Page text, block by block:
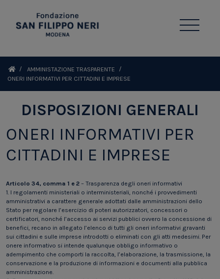
AMMINISTAZIONE TRASPARENTE
ONERI INFORMATIVI PER CITTADINI E IMPRESE
DISPOSIZIONI GENERALI
ONERI INFORMATIVI PER
CITTADINI E IMPRESE
Articolo 34, comma 1 e 2 – Trasparenza degli oneri informativi
1. I regolamenti ministeriali o interministeriali, nonché i provvedimenti
amministrativi a carattere generale adottati dalle amministrazioni dello
Stato per regolare l’esercizio di poteri autorizzatori, concessori o
certificatori, nonché l’accesso ai servizi pubblici ovvero la concessione di
benefici, recano in allegato l’elenco di tutti gli oneri informativi gravanti
sui cittadini e sulle imprese introdotti o eliminati con gli atti medesimi. Per
onere informativo si intende qualunque obbligo informativo o
adempimento che comporti la raccolta, l’elaborazione, la trasmissione, la
conservazione e la produzione di informazioni e documenti alla pubblica
amministrazione.